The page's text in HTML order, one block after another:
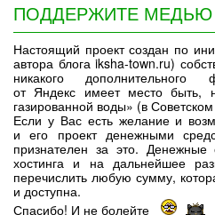
ПОДДЕРЖИТЕ МЕДЬЮ
Настоящий проект создан по
автора блога iksha-town.ru)
никакого дополнительного
от Яндекс имеет место быть,
газированной воды» (в
Если у Вас есть желание и
и его проект денежными
признателен за это. Денежные
хостинга и на дальнейшее
перечислить любую сумму,
и доступна.
Спасибо! И не болейте